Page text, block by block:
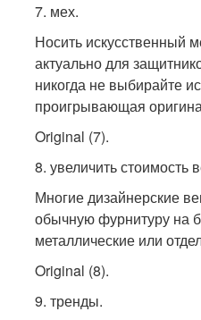
7. мех.
Носить искусственный
актуально для
никогда не выбирайте
проигрывающая
Original (7).
8. увеличить стоимость
Многие дизайнерские
обычную фурнитуру на
металлические или
Original (8).
9. тренды.